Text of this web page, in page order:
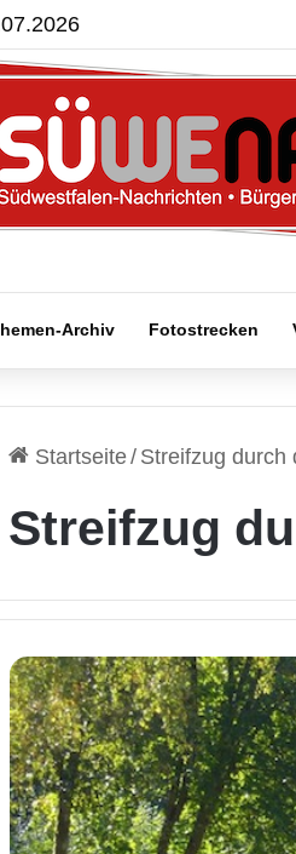
Archiv Fotostrecken
Startseite/ Streifzug durch
Streifzug